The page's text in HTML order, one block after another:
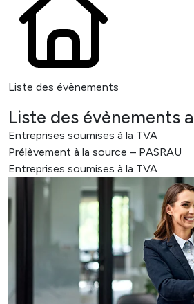
Liste des évènements
Liste des évènements
Entreprises soumises à la TVA
Prélèvement à la source – PASRAU
Entreprises soumises à la TVA